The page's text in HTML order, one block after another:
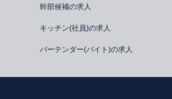
幹部候補の求人
キッチン(社員)の求人
バーテンダー(バイト)の求人